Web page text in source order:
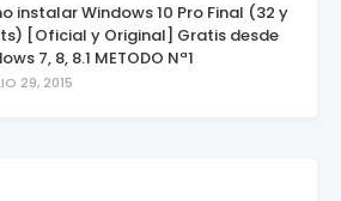
instalar Windows 10 Pro Final (32 y
[Oficial y Original] Gratis desde
7, 8, 8.1 METODO Nª1
29, 2015